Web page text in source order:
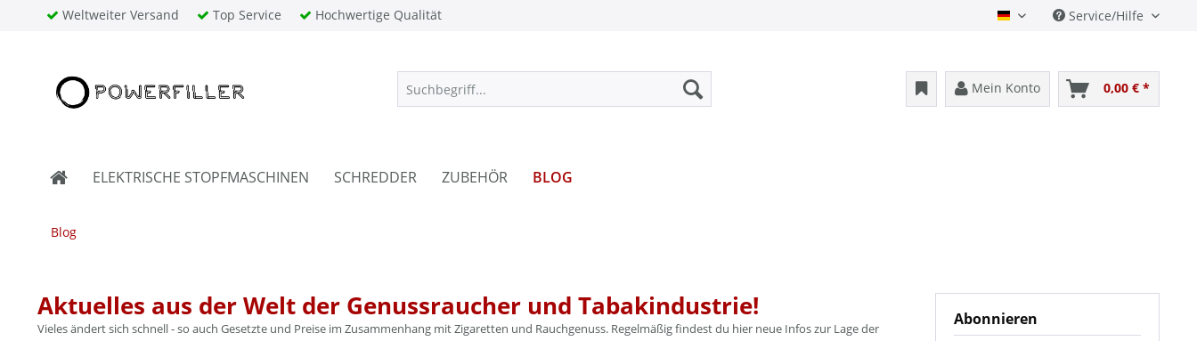
Weltweiter Versand Top Service Hochwertige Qualität Deutsch Service/Hilfe
Mein Konto 0,00 € *
ELEKTRISCHE STOPFMASCHINEN SCHREDDER ZUBEHÖR BLOG
Blog
Abonnieren
Aktuelles aus der Welt der Genussraucher und Tabakindustrie!
Vieles ändert sich schnell - so auch Gesetzte und Preise im Zusammenhang mit Zigaretten und Rauchgenuss. Regelmäßig findest du hier neue Infos zur Lage der